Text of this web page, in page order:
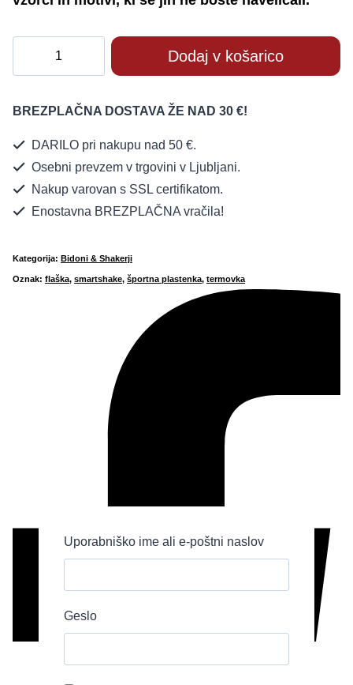
črna
Dodaj v košarico
BREZPLAČNA DOSTAVA ŽE NAD 30 €!
DARILO pri nakupu nad 50 €.
Osebni prevzem v trgovini v Ljubljani.
Nakup varovan s SSL certifikatom.
Enostavna BREZPLAČNA vračila!
Kategorija: Bidoni & Shakerji
Oznak: flaška, smartshake, športna plastenka, termovka
Uporabniško ime ali e-poštni naslov
Geslo